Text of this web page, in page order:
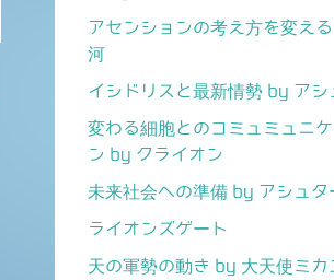
アセンションの考え方を変え
河
イシドリスと最新情勢 by アシ
変わる細胞とのコミュミュニケ
ン by クライオン
未来社会への準備 by アシュタ
ライオンズゲート
天の軍勢の動き by 大天使ミカ